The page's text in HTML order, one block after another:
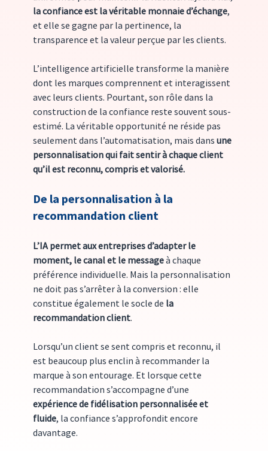
la confiance est la véritable monnaie d’échange,
et elle se gagne par la pertinence, la
transparence et la valeur perçue par les clients.
L’intelligence artificielle transforme la manière
dont les marques comprennent et interagissent
avec leurs clients. Pourtant, son rôle dans la
construction de la confiance reste souvent sous-
estimé. La véritable opportunité ne réside pas
seulement dans l’automatisation, mais dans une
personnalisation qui fait sentir à chaque client
qu’il est reconnu, compris et valorisé.
De la personnalisation à la
recommandation client
L’IA permet aux entreprises d’adapter le
moment, le canal et le message à chaque
préférence individuelle. Mais la personnalisation
ne doit pas s’arrêter à la conversion : elle
constitue également le socle de la
recommandation client.
Lorsqu’un client se sent compris et reconnu, il
est beaucoup plus enclin à recommander la
marque à son entourage. Et lorsque cette
recommandation s’accompagne d’une
expérience de fidélisation personnalisée et
fluide, la confiance s’approfondit encore
davantage.